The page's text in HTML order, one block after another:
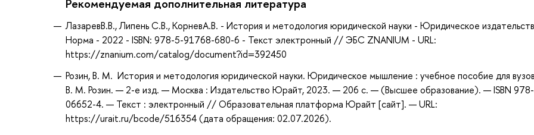
Рекомендуемая дополнительная литература
ЛазаревВ.В., Липень С.В., КорневА.В. - История и методология юридической науки - Юридическое
Норма - 2022 - ISBN: 978-5-91768-680-6 - Текст электронный // ЭБС ZNANIUM - URL:
https://znanium.com/catalog/document?id=392450
Розин, В. М. История и методология юридической науки. Юридическое мышление : учебное пособие для
В. М. Розин. — 2-е изд. — Москва : Издательство Юрайт, 2023. — 206 с. — (Высшее образование). — ISBN
06652-4. — Текст : электронный // Образовательная платформа Юрайт [сайт]. — URL:
https://urait.ru/bcode/516354 (дата обращения: 02.07.2026).